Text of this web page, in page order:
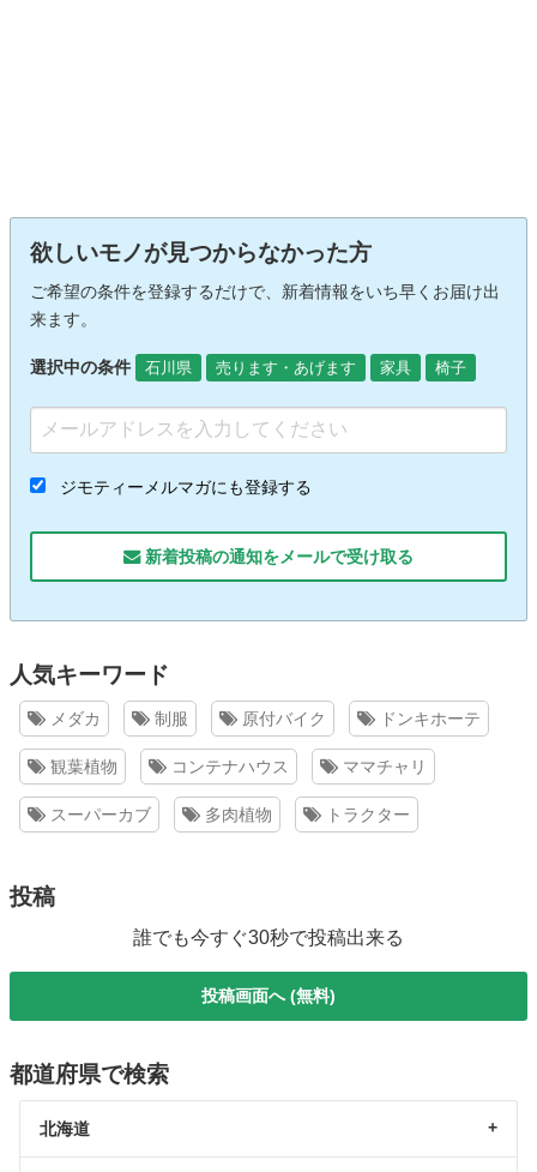
欲しいモノが見つからなかった方
ご希望の条件を登録するだけで、新着情報をいち早くお届け出
来ます。
選択中の条件 石川県 売ります・あげます 家具 椅子
ジモティーメルマガにも登録する
新着投稿の通知をメールで受け取る
人気キーワード
メダカ 制服 原付バイク ドンキホーテ
観葉植物 コンテナハウス ママチャリ
スーパーカブ 多肉植物 トラクター
投稿
誰でも今すぐ30秒で投稿出来る
投稿画面へ (無料)
都道府県で検索
北海道